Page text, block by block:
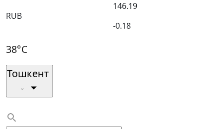
RUB
146.19
-0.18
38°C
Тошкент